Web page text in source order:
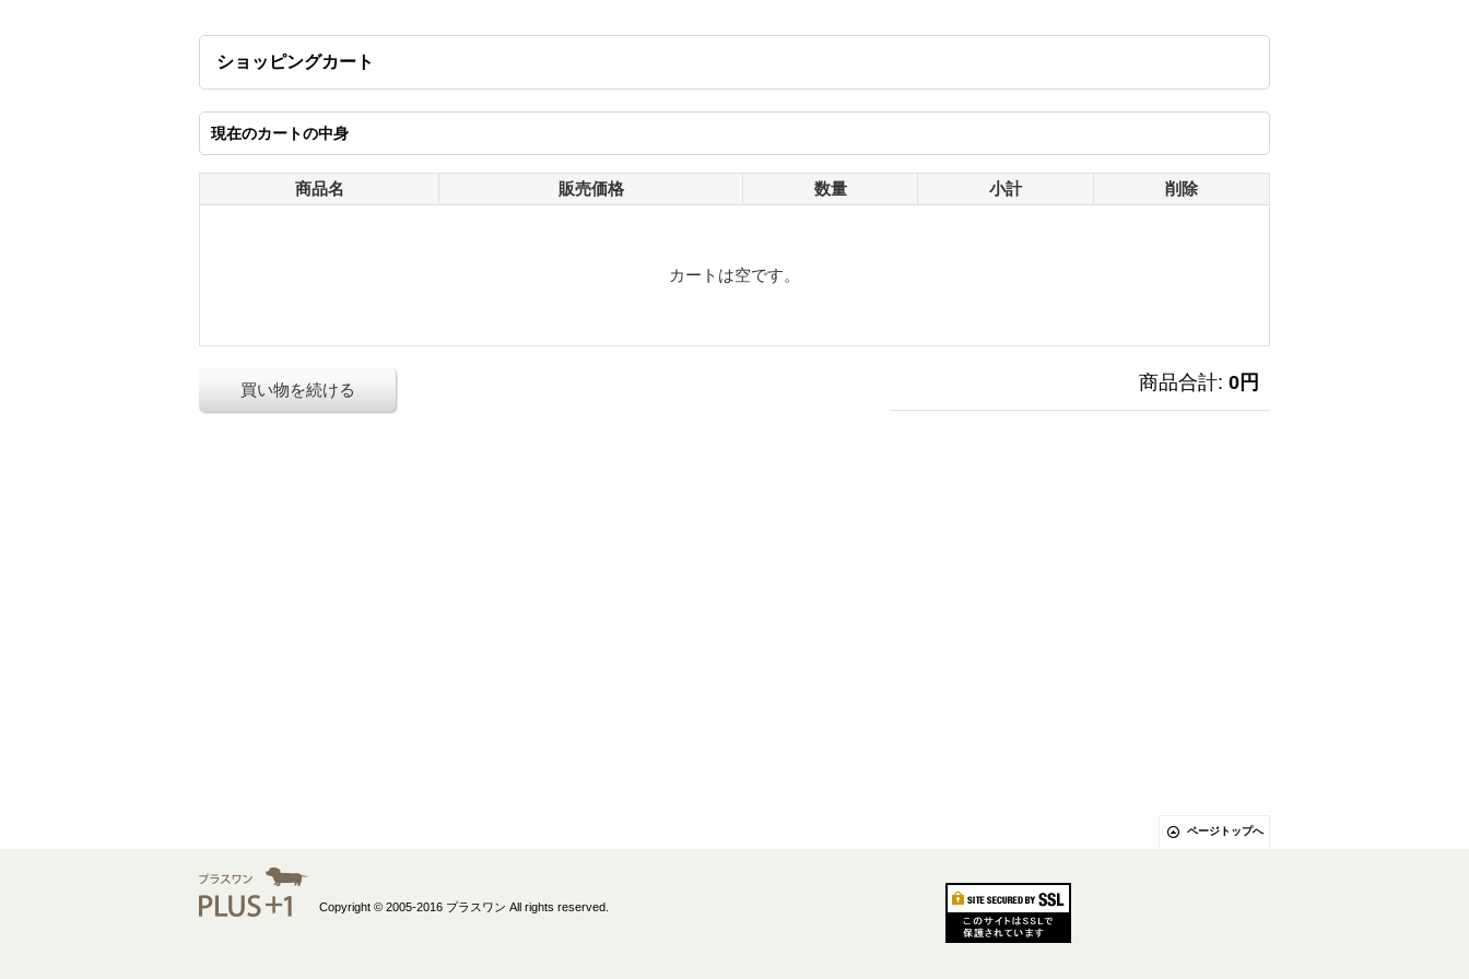
ショッピングカート
現在のカートの中身
商品名 販売価格 数量 小計 削除
カートは空です。
買い物を続ける 商品合計: 0円
ページトップへ
Copyright © 2005-2016 プラスワン All rights reserved.